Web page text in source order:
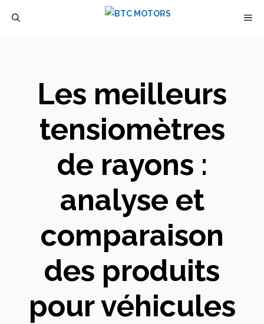
Les meilleurs
tensiomètres
de rayons :
analyse et
comparaison
des produits
pour véhicules